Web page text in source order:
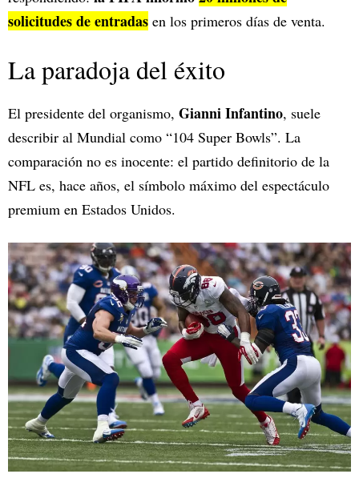
solicitudes de entradas en los primeros días de venta.
La paradoja del éxito
El presidente del organismo, Gianni Infantino, suele
describir al Mundial como “104 Super Bowls”. La
comparación no es inocente: el partido definitorio de la
NFL es, hace años, el símbolo máximo del espectáculo
premium en Estados Unidos.